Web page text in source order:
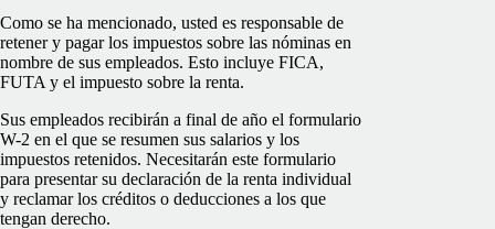
Como se ha mencionado, usted es responsable de
retener y pagar los impuestos sobre las nóminas en
nombre de sus empleados. Esto incluye FICA,
FUTA y el impuesto sobre la renta.
Sus empleados recibirán a final de año el formulario
W-2 en el que se resumen sus salarios y los
impuestos retenidos. Necesitarán este formulario
para presentar su declaración de la renta individual
y reclamar los créditos o deducciones a los que
tengan derecho.